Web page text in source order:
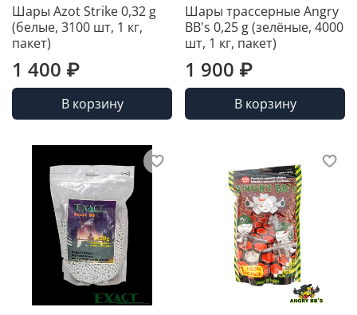
Шары Azot Strike 0,32 g
(белые, 3100 шт, 1 кг,
пакет)
1 400 ₽
В корзину
Шары трассерные Angry
BB's 0,25 g (зелёные, 4000
шт, 1 кг, пакет)
1 900 ₽
В корзину